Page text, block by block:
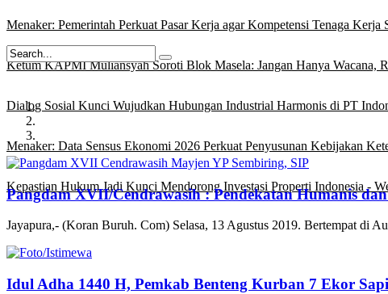
Menaker: Pemerintah Perkuat Pasar Kerja agar Kompetensi Tenaga Kerja
Ketum KAPMI Muliansyah Soroti Blok Masela: Jangan Hanya Wacana,
Dialog Sosial Kunci Wujudkan Hubungan Industrial Harmonis di PT
Menaker: Data Sensus Ekonomi 2026 Perkuat Penyusunan Kebijakan
Kepastian Hukum Jadi Kunci Mendorong Investasi Properti Indonesia-
Pangdam XVII/Cendrawasih : Pendekatan Humanis
Jayapura,- (Koran Buruh. Com) Selasa, 13 Agustus 2019. Bertempat
Idul Adha 1440 H, Pemkab Benteng Kurban 7 Ekor